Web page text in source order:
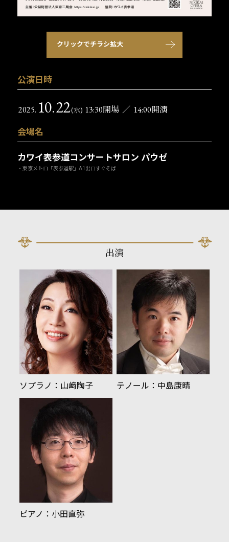
クリックでチラシ拡大
公演日時
2025. 10.22(水) 13:30開場 ／ 14:00開演
会場名
カワイ表参道コンサートサロン パウゼ
・東京メトロ「表参道駅」A1出口すぐそば
出演
ソプラノ：山﨑陶子 テノール：中島康晴
ピアノ：小田直弥